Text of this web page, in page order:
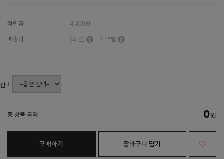
적립금
4,400원
배송비
(조건) 지역별
선택
총 상품 금액 0원
구매하기 장바구니 담기